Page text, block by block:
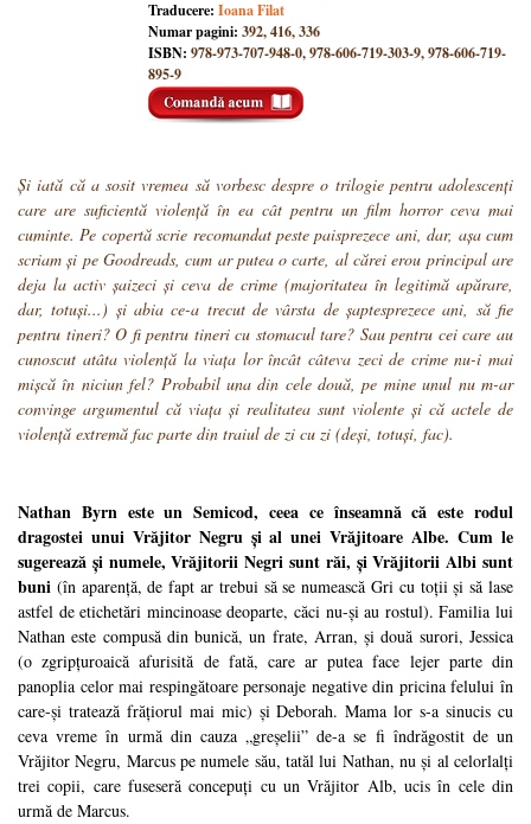
Traducere: Ioana Filat
Numar pagini: 392, 416, 336
ISBN: 978-973-707-948-0, 978-606-719-303-9, 978-606-719-
895-9
Și iată că a sosit vremea să vorbesc despre o trilogie pentru adolescenți
care are suficientă violență în ea cât pentru un film horror ceva mai
cuminte. Pe copertă scrie recomandat peste paisprezece ani, dar, așa cum
scriam și pe Goodreads, cum ar putea o carte, al cărei erou principal are
deja la activ șaizeci și ceva de crime (majoritatea în legitimă apărare,
dar, totuși...) și abia ce-a trecut de vârsta de șaptesprezece ani, să fie
pentru tineri? O fi pentru tineri cu stomacul tare? Sau pentru cei care au
cunoscut atâta violență la viața lor încât câteva zeci de crime nu-i mai
mișcă în niciun fel? Probabil una din cele două, pe mine unul nu m-ar
convinge argumentul că viața și realitatea sunt violente și că actele de
violență extremă fac parte din traiul de zi cu zi (deși, totuși, fac).
Nathan Byrn este un Semicod, ceea ce înseamnă că este rodul
dragostei unui Vrăjitor Negru și al unei Vrăjitoare Albe. Cum le
sugerează și numele, Vrăjitorii Negri sunt răi, și Vrăjitorii Albi sunt
buni (în aparență, de fapt ar trebui să se numească Gri cu toții și să lase
astfel de etichetări mincinoase deoparte, căci nu-și au rostul). Familia lui
Nathan este compusă din bunică, un frate, Arran, și două surori, Jessica
(o zgripțuroaică afurisită de fată, care ar putea face lejer parte din
panoplia celor mai respingătoare personaje negative din pricina felului în
care-și tratează frățiorul mai mic) și Deborah. Mama lor s-a sinucis cu
ceva vreme în urmă din cauza „greșelii” de-a se fi îndrăgostit de un
Vrăjitor Negru, Marcus pe numele său, tatăl lui Nathan, nu și al celorlalți
trei copii, care fuseseră concepuți cu un Vrăjitor Alb, ucis în cele din
urmă de Marcus.